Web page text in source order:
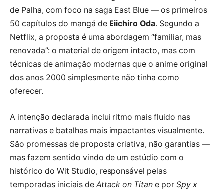
de Palha, com foco na saga East Blue — os primeiros
50 capítulos do mangá de Eiichiro Oda. Segundo a
Netflix, a proposta é uma abordagem “familiar, mas
renovada”: o material de origem intacto, mas com
técnicas de animação modernas que o anime original
dos anos 2000 simplesmente não tinha como
oferecer.
A intenção declarada inclui ritmo mais fluido nas
narrativas e batalhas mais impactantes visualmente.
São promessas de proposta criativa, não garantias —
mas fazem sentido vindo de um estúdio com o
histórico do Wit Studio, responsável pelas
temporadas iniciais de Attack on Titan e por Spy x